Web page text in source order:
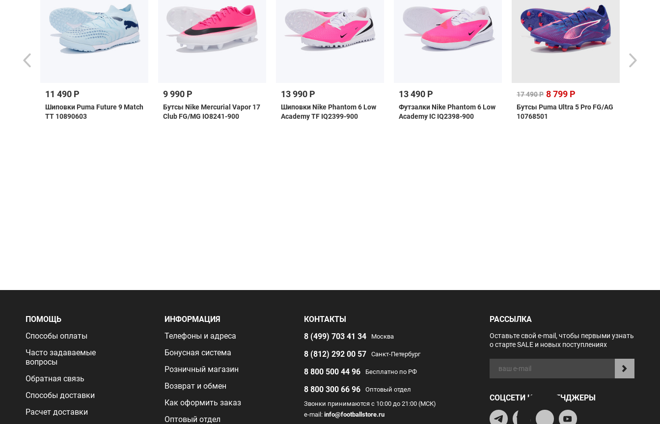
11 490 Р
Шиповки Puma Future 9 Match
TT 10890603
9 990 Р
Бутсы Nike Mercurial Vapor 17
Club FG/MG IO8241-900
13 990 Р
Шиповки Nike Phantom 6 Low
Academy TF IQ2399-900
13 490 Р
Футзалки Nike Phantom 6 Low
Academy IC IQ2398-900
17 490 Р 8 799 Р
Бутсы Puma Ultra 5 Pro FG/AG
10768501
ПОМОЩЬ
Способы оплаты
Часто задаваемые
вопросы
Обратная связь
Способы доставки
Расчет доставки
ИНФОРМАЦИЯ
Телефоны и адреса
Бонусная система
Розничный магазин
Возврат и обмен
Как оформить заказ
Оптовый отдел
КОНТАКТЫ
8 (499) 703 41 34
Москва
8 (812) 292 00 57 Санкт-Петербург
8 800 500 44 96 Бесплатно по РФ
8 800 300 66 96
Оптовый отдел
Звонки принимаются с 10:00 до 21:00 (МСК)
e-mail: info@footballstore.ru
РАССЫЛКА
Оставьте свой e-mail, чтобы первыми узнать
о старте SALE и новых поступлениях
СОЦСЕТИ И МЕССЕНДЖЕРЫ